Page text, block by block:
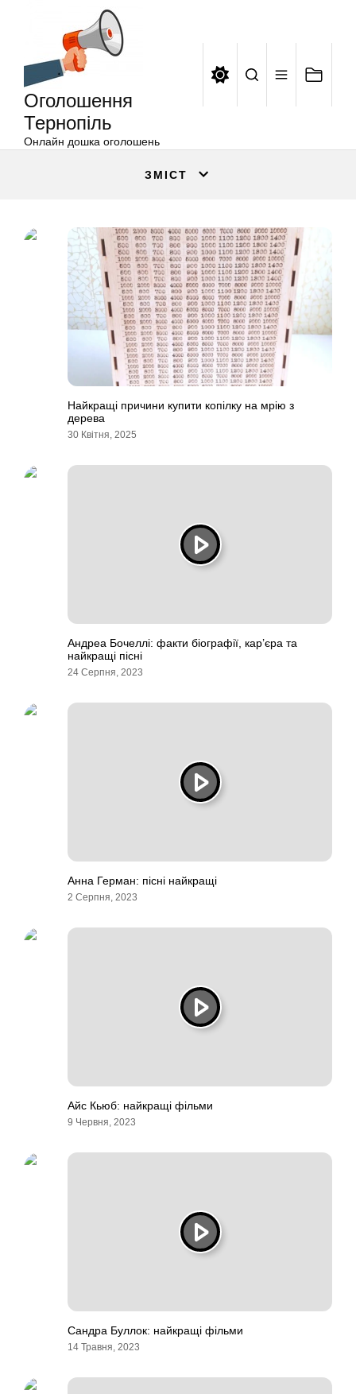
Оголошення
Тернопіль
Онлайн дошка оголошень
ЗМІСТ
Найкращі причини купити копілку на мрію з
дерева
30 Квітня, 2025
Андреа Бочеллі: факти біографії, кар’єра та
найкращі пісні
24 Серпня, 2023
Анна Герман: пісні найкращі
2 Серпня, 2023
Айс Кьюб: найкращі фільми
9 Червня, 2023
Сандра Буллок: найкращі фільми
14 Травня, 2023